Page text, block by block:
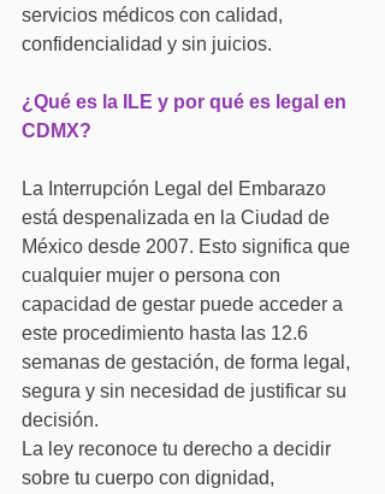
servicios médicos con calidad,
confidencialidad y sin juicios.
¿Qué es la ILE y por qué es legal en
CDMX?
La Interrupción Legal del Embarazo
está despenalizada en la Ciudad de
México desde 2007. Esto significa que
cualquier mujer o persona con
capacidad de gestar puede acceder a
este procedimiento hasta las 12.6
semanas de gestación, de forma legal,
segura y sin necesidad de justificar su
decisión.
La ley reconoce tu derecho a decidir
sobre tu cuerpo con dignidad,